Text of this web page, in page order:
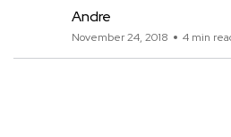
Andre
November 24, 2018 4 min